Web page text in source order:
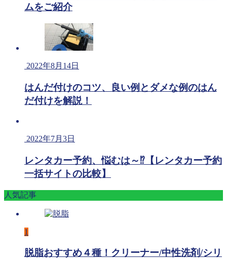
ムをご紹介
2022年8月14日
はんだ付けのコツ、良い例とダメな例のはん
だ付けを解説！
2022年7月3日
レンタカー予約、悩むは～⁉【レンタカー予約
一括サイトの比較】
人気記事
1
脱脂おすすめ４種！クリーナー/中性洗剤/シリ